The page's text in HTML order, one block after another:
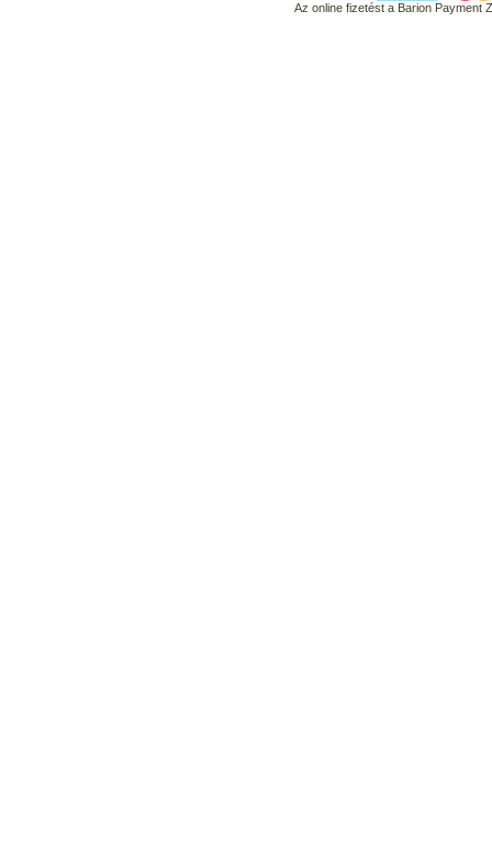
Az online fizetést a Barion Payment